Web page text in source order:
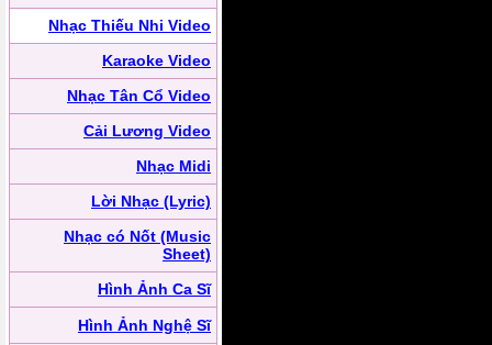
Nhạc Thiếu Nhi Video
Karaoke Video
Nhạc Tân Cổ Video
Cải Lương Video
Nhạc Midi
Lời Nhạc (Lyric)
Nhạc có Nốt (Music
Sheet)
Hình Ảnh Ca Sĩ
Hình Ảnh Nghệ Sĩ